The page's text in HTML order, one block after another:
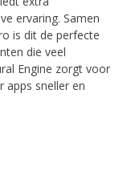
ervaring. Samen
is dit de perfecte
die veel
Engine zorgt voor
apps sneller en